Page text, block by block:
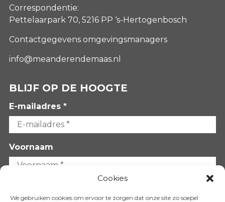
Cookies
We gebruiken cookies om ervoor te zorgen dat onze site zo soepel
Correspondentie:
Pettelaarpark 70, 5216 PP ‘s-Hertogenbosch
Contactgegevens omgevingsmanagers
info@meanderendemaas.nl
BLIJF OP DE HOOGTE
E-mailadres *
Voornaam